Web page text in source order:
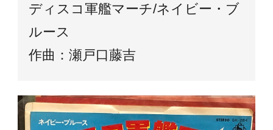
ディスコ軍艦マーチ/ネイビー・ブ
ルース
作曲：瀬戸口藤吉